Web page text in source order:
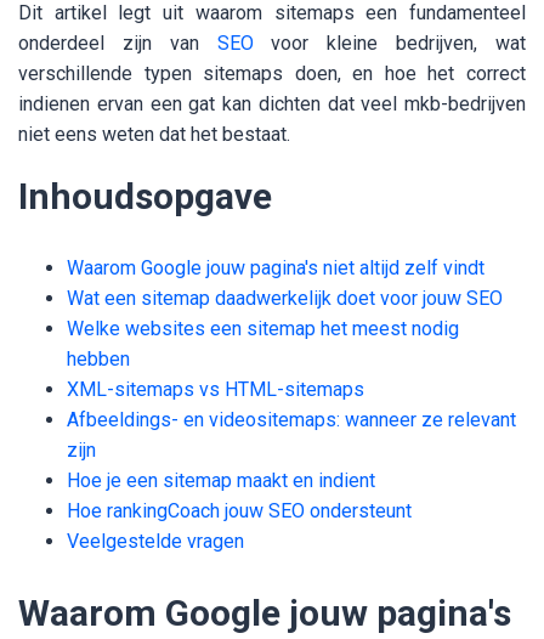
Dit artikel legt uit waarom sitemaps een fundamenteel
onderdeel zijn van SEOvoor kleine bedrijven, wat
verschillende typen sitemaps doen, en hoe het correct
indienen ervan een gat kan dichten dat veel mkb-bedrijven
niet eens weten dat het bestaat.
Inhoudsopgave
Waarom Google jouw pagina's niet altijd zelf vindt
Wat een sitemap daadwerkelijk doet voor jouw SEO
Welke websites een sitemap het meest nodig
hebben
XML-sitemaps vs HTML-sitemaps
Afbeeldings- en videositemaps: wanneer ze relevant
zijn
Hoe je een sitemap maakt en indient
Hoe rankingCoach jouw SEO ondersteunt
Veelgestelde vragen
Waarom Google jouw pagina's